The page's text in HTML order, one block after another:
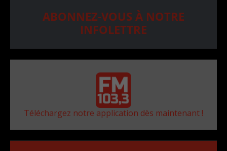
ABONNEZ-VOUS À NOTRE
INFOLETTRE
Téléchargez notre application dès maintenant !